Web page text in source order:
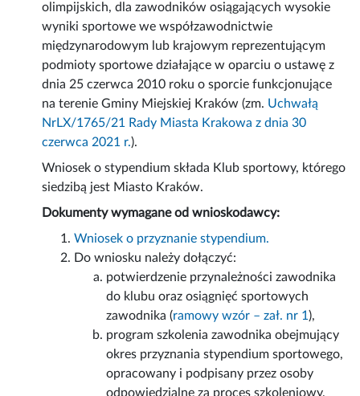
olimpijskich, dla zawodników osiągających wysokie
wyniki sportowe we współzawodnictwie
międzynarodowym lub krajowym reprezentującym
podmioty sportowe działające w oparciu o ustawę z
dnia 25 czerwca 2010 roku o sporcie funkcjonujące
na terenie Gminy Miejskiej Kraków (zm. Uchwałą
NrLX/1765/21 Rady Miasta Krakowa z dnia 30
czerwca 2021 r.).
Wniosek o stypendium składa Klub sportowy, którego
siedzibą jest Miasto Kraków.
Dokumenty wymagane od wnioskodawcy:
Wniosek o przyznanie stypendium.
Do wniosku należy dołączyć:
potwierdzenie przynależności zawodnika
do klubu oraz osiągnięć sportowych
zawodnika (ramowy wzór – zał. nr 1),
program szkolenia zawodnika obejmujący
okres przyznania stypendium sportowego,
opracowany i podpisany przez osoby
odpowiedzialne za proces szkoleniowy,